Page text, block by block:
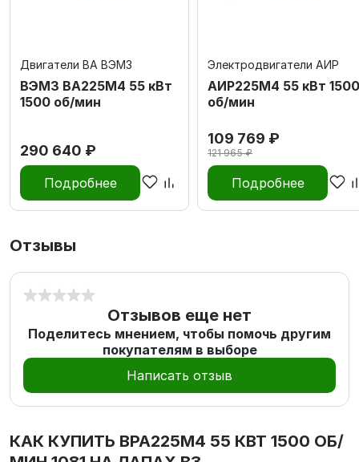
Двигатели ВА ВЭМЗ
ВЭМЗ ВА225М4 55 кВт
1500 об/мин
290 640 ₽
Подробнее
Электродвигатели АИР
АИР225М4 55 кВт 1500
об/мин
109 769 ₽
121 965 ₽
Подробнее
Отзывы
Отзывов еще нет
Поделитесь мнением, чтобы помочь другим
покупателям в выборе
Написать отзыв
КАК КУПИТЬ ВРА225М4 55 КВТ 1500 ОБ/